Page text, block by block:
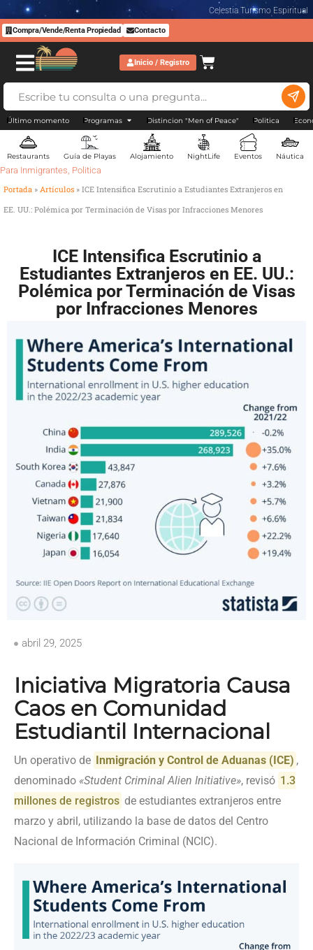
Celestia Turismo Espiritual
Compra/Vende/Renta Propiedad Contacto
Inicio / Registro
Último momento Programas Distincion "Men of Peace" Politica
Restaurants Guía de Playas Alojamiento NightLife Eventos Náutica
Para Inmigrantes, Politica
Portada » Artículos » ICE Intensifica Escrutinio a Estudiantes Extranjeros en
EE. UU.: Polémica por Terminación de Visas por Infracciones Menores
ICE Intensifica Escrutinio a
Estudiantes Extranjeros en EE. UU.:
Polémica por Terminación de Visas
por Infracciones Menores
abril 29, 2025
Iniciativa Migratoria Causa
Caos en Comunidad
Estudiantil Internacional
Un operativo de Inmigración y Control de Aduanas (ICE) ,
denominado «Student Criminal Alien Initiative», revisó 1.3
millones de registros de estudiantes extranjeros entre
marzo y abril, utilizando la base de datos del Centro
Nacional de Información Criminal (NCIC).